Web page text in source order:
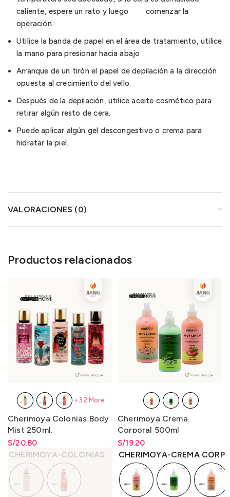
caliente, espere un rato y luego
comenzar la
operación.
Utilice la banda de papel en el área de tratamiento, utilice
la mano para presionar hacia abajo .
Arranque de un tirón el papel de depilación a la dirección
opuesta al crecimiento del vello.
Después de la depilación, utilice aceite cosmético para
retirar algún resto de cera.
Puede aplicar algún gel descongestivo o crema para
hidratar la piel.
VALORACIONES (0)
Productos relacionados
Cherimoya Colonias Body
Mist 250ml.
S/20.80
Rango de precios: desde
S/20.80hastaS/20.80
CHERIMOYA-COLONIAS
+32 More
Cherimoya Crema
Corporal 500ml
S/19.20
Rango de precios: desde
S/19.20hastaS/19.20
CHERIMOYA-CREMA